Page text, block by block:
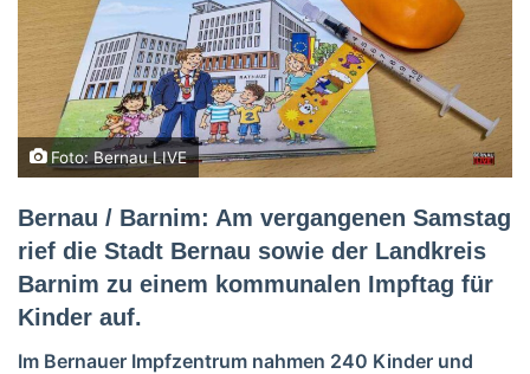
Foto: Bernau LIVE
Bernau / Barnim: Am vergangenen Samstag
rief die Stadt Bernau sowie der Landkreis
Barnim zu einem kommunalen Impftag für
Kinder auf.
Im Bernauer Impfzentrum nahmen 240 Kinder und